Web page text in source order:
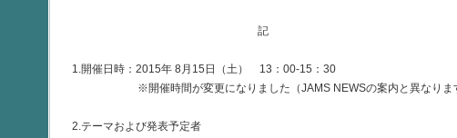
記
1.開催日時：2015年 8月15日（土） 13：00-15：30
※開催時間が変更になりました（JAMS NEWSの案内と異なりま
2.テーマおよび発表予定者